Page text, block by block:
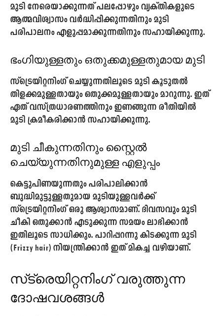
മുടി നേരെയാക്കുന്നത് പലപ്പോഴും വ്യക്തികളുടെ
ആത്മവിശ്വാസം വർദ്ധിപ്പിക്കുന്നതിനും മുടി
പരിപാലനം എളുപ്പമാക്കുന്നതിനും സഹായിക്കുന്നു.
ഭംഗിയുള്ളതും ഒതുക്കമുള്ളതുമായ മുടി
സ്‌ട്രെയിറ്റനിംഗ് ചെയ്യുന്നതിലൂടെ മുടി കൂടുതൽ
തിളക്കമുള്ളതായും ഒതുക്കമുള്ളതായും മാറുന്നു. ഇത്
ഏത് വസ്ത്രധാരണത്തിനും ഇണങ്ങുന്ന രീതിയിൽ
മുടി ക്രമീകരിക്കാൻ സഹായിക്കുന്നു.
മുടി ചീകുന്നതിനും സ്റ്റൈൽ
ചെയ്യുന്നതിനുമുള്ള എളുപ്പം
കെട്ടുപിണയുന്നതും പരിപാലിക്കാൻ
ബുദ്ധിമുട്ടുള്ളതുമായ മുടിയുള്ളവർക്ക്
സ്‌ട്രെയിറ്റനിംഗ് ഒരു ആശ്വാസമാണ്. ദിവസവും മുടി
ചീകി ഒതുക്കാൻ എടുക്കുന്ന സമയം ലാഭിക്കാൻ
ഇതിലൂടെ സാധിക്കും. പാറിപ്പറന്നു കിടക്കുന്ന മുടി
(Frizzy hair) നിയന്ത്രിക്കാൻ ഇത് മികച്ച വഴിയാണ്.
സ്‌ട്രെയിറ്റനിംഗ് വരുത്തുന്ന
ദോഷവശങ്ങൾ